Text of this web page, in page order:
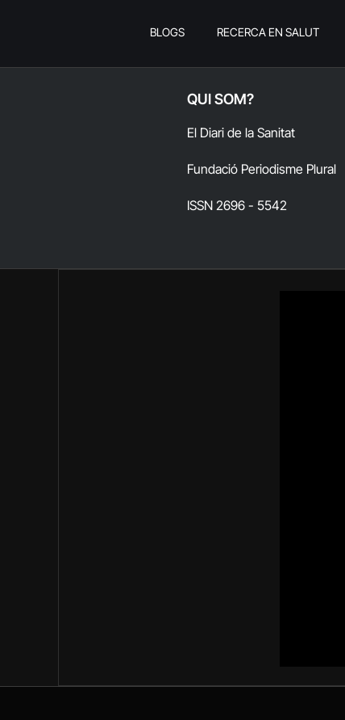
BLOGS RECERCA EN SALUT
QUI SOM?
El Diari de la Sanitat
Fundació Periodisme Plural
ISSN 2696 - 5542